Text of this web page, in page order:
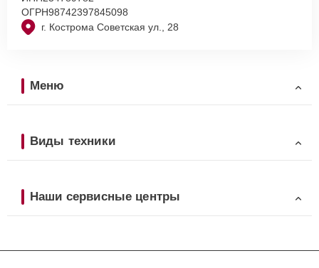
г. Кострома Советская ул., 28
ОГРН98742397845098
Меню
Виды техники
Наши сервисные центры